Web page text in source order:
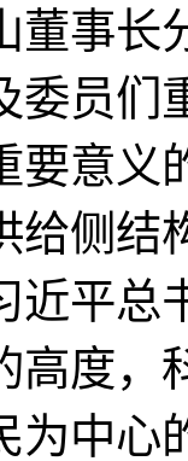
事长分
委员们
要意义
给侧结
近平总
高度，
为中心